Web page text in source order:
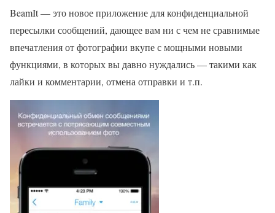
BeamIt — это новое приложение для конфиденциальной
пересылки сообщений, дающее вам ни с чем не сравнимые
впечатления от фотографии вкупе с мощными новыми
функциями, в которых вы давно нуждались — такими как
лайки и комментарии, отмена отправки и т.п.